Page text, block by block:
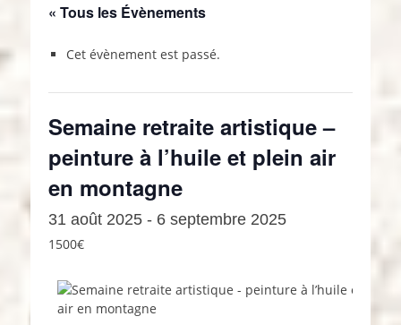
« Tous les Évènements
Cet évènement est passé.
Semaine retraite artistique –
peinture à l’huile et plein air
en montagne
31 août 2025 - 6 septembre 2025
1500€